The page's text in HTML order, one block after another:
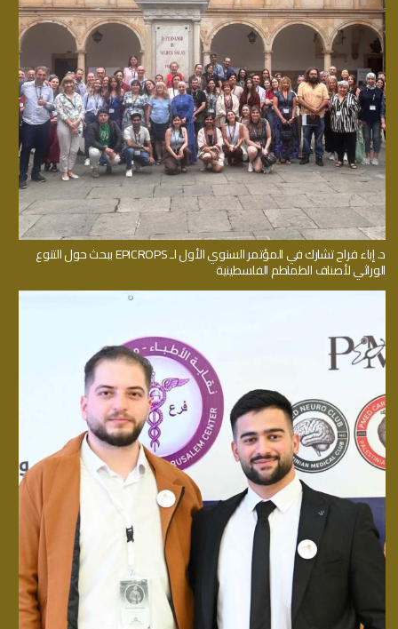
د. إباء فراح تشارك في المؤتمر السنوي الأول لـ EPICROPS ببحث حول التنوع
الوراثي لأصناف الطماطم الفلسطينية